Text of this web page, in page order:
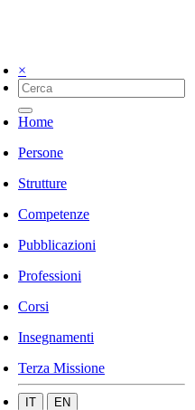
×
Home
Persone
Strutture
Competenze
Pubblicazioni
Professioni
Corsi
Insegnamenti
Terza Missione
IT EN